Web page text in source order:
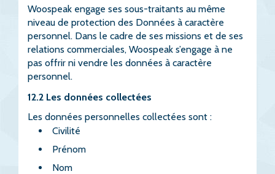
Woospeak engage ses sous-traitants au même
niveau de protection des Données à caractère
personnel. Dans le cadre de ses missions et de ses
relations commerciales, Woospeak s’engage à ne
pas offrir ni vendre les données à caractère
personnel.
12.2 Les données collectées
Les données personnelles collectées sont :
Civilité
Prénom
Nom